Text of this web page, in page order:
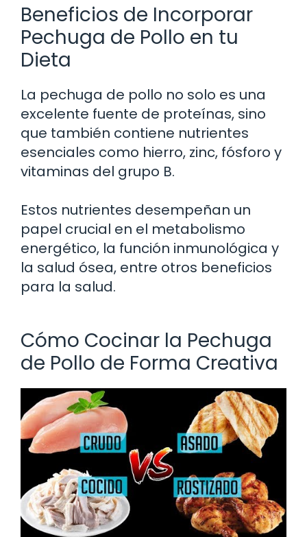
Beneficios de Incorporar
Pechuga de Pollo en tu
Dieta
La pechuga de pollo no solo es una
excelente fuente de proteínas, sino
que también contiene nutrientes
esenciales como hierro, zinc, fósforo y
vitaminas del grupo B.
Estos nutrientes desempeñan un
papel crucial en el metabolismo
energético, la función inmunológica y
la salud ósea, entre otros beneficios
para la salud.
Cómo Cocinar la Pechuga
de Pollo de Forma Creativa